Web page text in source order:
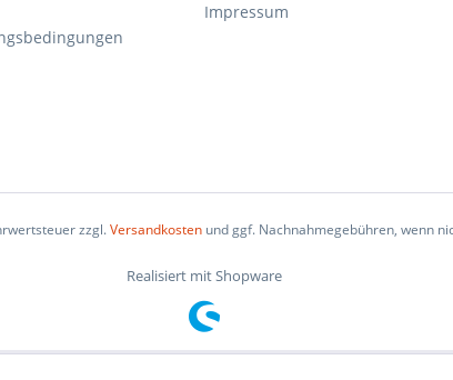
Impressum
zzgl.Versandkostenund ggf. Nachnahmegebühren, wenn
Realisiert mit Shopware